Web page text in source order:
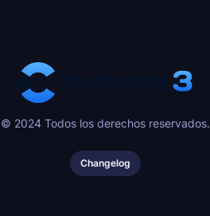
© 2024 Todos los derechos reservados.
Changelog